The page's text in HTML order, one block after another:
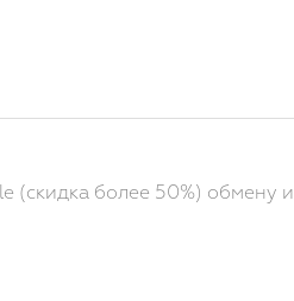
(скидка более 50%) обмену и